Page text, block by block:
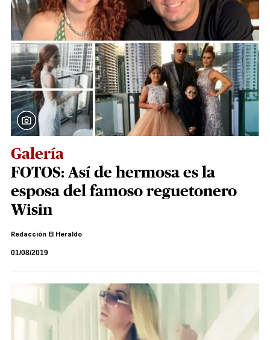
Galería
FOTOS: Así de hermosa es la
esposa del famoso reguetonero
Wisin
Redacción El Heraldo
01/08/2019